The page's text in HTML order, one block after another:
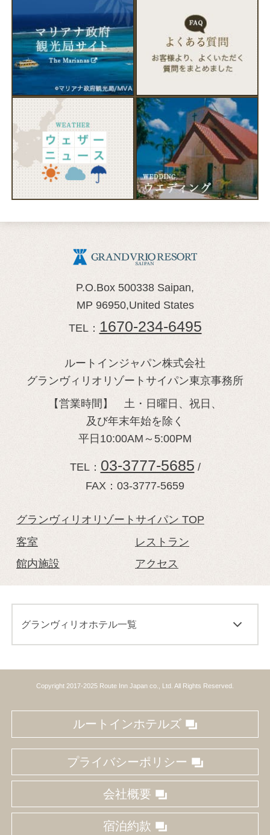
P.O.Box 500338 Saipan,
MP 96950,United States
TEL： 1670-234-6495
ルートインジャパン株式会社
グランヴィリオリゾートサイパン東京事務所
【営業時間】 土・日曜日、祝日、
及び年末年始を除く
平日10:00AM～5:00PM
TEL： 03-3777-5685 /
FAX：03-3777-5659
グランヴィリオリゾートサイパン TOP
客室
レストラン
館内施設
アクセス
グランヴィリオホテル一覧
Copyright 2017-2025 Route Inn Japan co., Ltd. All Rights Reserved.
ルートインホテルズ
プライバシーポリシー
会社概要
宿泊約款